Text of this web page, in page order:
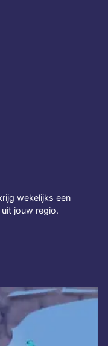
wekelijks een
jouw regio.